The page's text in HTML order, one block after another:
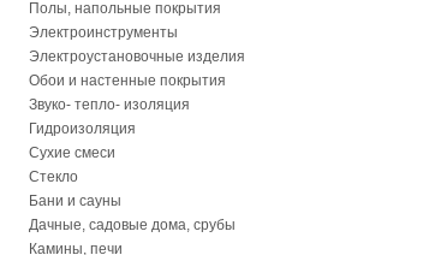
Полы, напольные покрытия
Электроинструменты
Электроустановочные изделия
Обои и настенные покрытия
Звуко- тепло- изоляция
Гидроизоляция
Сухие смеси
Стекло
Бани и сауны
Дачные, садовые дома, срубы
Камины, печи